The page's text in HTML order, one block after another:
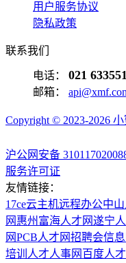
用户服务协议
隐私政策
联系我们
电话： 021
邮箱：
Copyright © 2023-2026
沪公网安备
服务许可证
友情链接：
17ce云主机远程办公中
网 惠州富海人才网遂宁
网PCB人才网招聘会信息
培训 人才人事网 百度人